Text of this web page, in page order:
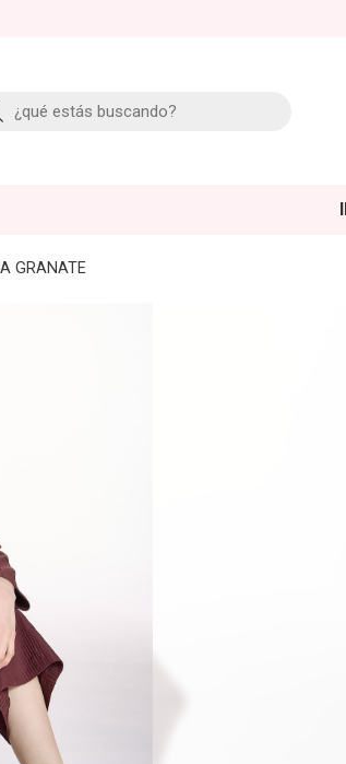
Buscar
GRANATE